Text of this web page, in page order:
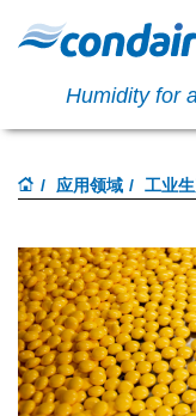
Humidity for
应用领域 工业